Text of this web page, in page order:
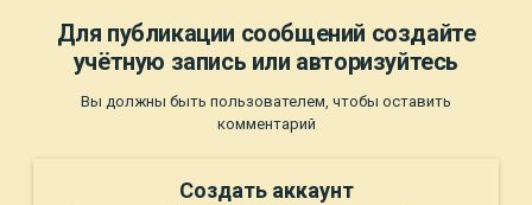
Для публикации сообщений создайте
учётную запись или авторизуйтесь
Вы должны быть пользователем, чтобы оставить
комментарий
Создать аккаунт